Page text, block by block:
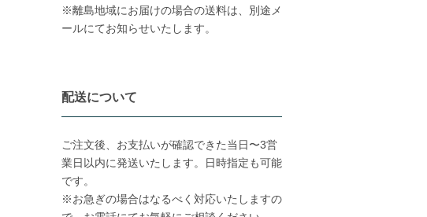
※離島地域にお届けの場合の送料は、別途メ
ールにてお知らせいたします。
配送について
ご注文後、お支払いが確認できた当日〜3営
業日以内に発送いたします。日時指定も可能
です。
​※お急ぎの場合はなるべく対応いたしますの